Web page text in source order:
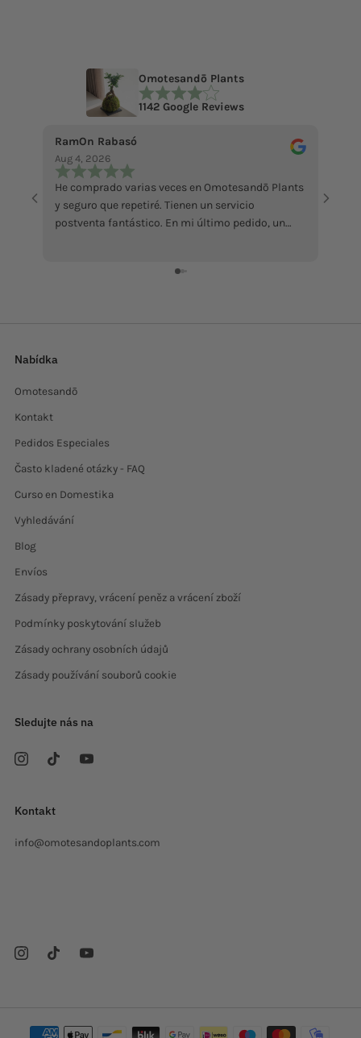
Omotesandō Plants
1142 Google Reviews
RamOn Rabasó
Aug 4, 2026
He comprado varias veces en Omotesandō Plants
y seguro que repetiré. Tienen un servicio
postventa fantástico. En mi último pedido, un
ningún problema, además de atenderme con
Nabídka
Omotesandō
Kontakt
Pedidos Especiales
Často kladené otázky - FAQ
Curso en Domestika
Vyhledávání
Blog
Envíos
Zásady přepravy, vrácení peněz a vrácení zboží
Podmínky poskytování služeb
Zásady ochrany osobních údajů
Zásady používání souborů cookie
Sledujte nás na
Kontakt
info@omotesandoplants.com